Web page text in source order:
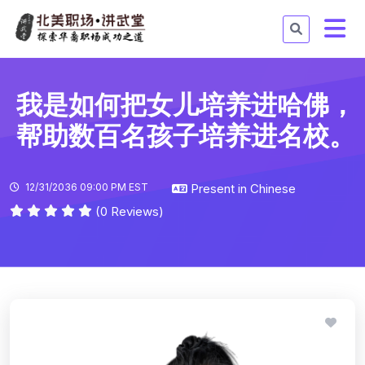
我是如何把女儿培养进哈佛，
帮助数百名孩子培养进名校。
12/31/2036 09:00 PM EST
Present in Chinese
(0 Reviews)